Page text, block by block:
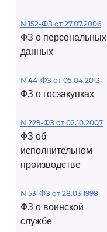
N 152-ФЗ от 27.07.2006
ФЗ о персональных
данных
N 44-ФЗ от 05.04.2013
ФЗ о госзакупках
N 229-ФЗ от 02.10.2007
ФЗ об
исполнительном
производстве
N 53-ФЗ от 28.03.1998
ФЗ о воинской
службе